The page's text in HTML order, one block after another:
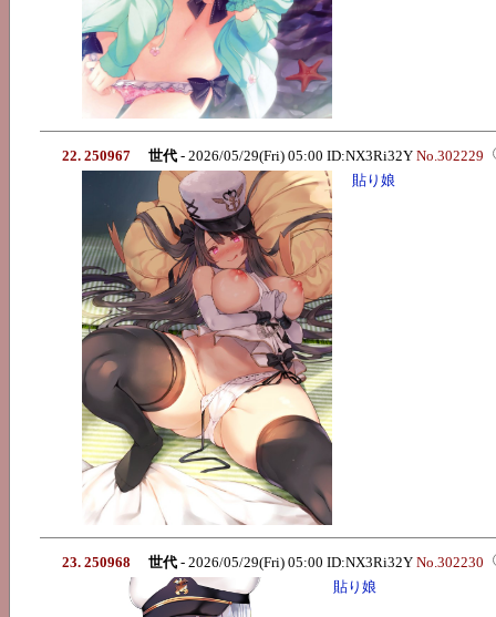
22. 250967 世代 - 2026/05/29(Fri) 05:00 ID:NX3Ri32Y No.302229
貼り娘
23. 250968 世代 - 2026/05/29(Fri) 05:00 ID:NX3Ri32Y No.302230
貼り娘